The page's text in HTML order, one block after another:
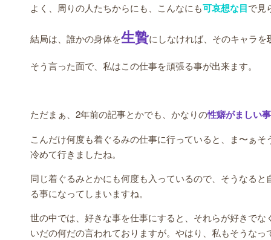
よく、周りの人たちからにも、こんなにも可哀想な目で見
結局は、誰かの身体を生贄にしなければ、そのキャラを
そう言った面で、私はこの仕事を頑張る事が出来ます。
ただまぁ、2年前の記事とかでも、かなりの性癖がましい事
こんだけ何度も着ぐるみの仕事に行っていると、ま〜ぁ
冷めて行きましたね。
同じ着ぐるみとかにも何度も入っているので、そうなる
る事になってしまいますね。
世の中では、好きな事を仕事にすると、それらが好きで
いだの何だの言われておりますが。やはり、私もそうなっ